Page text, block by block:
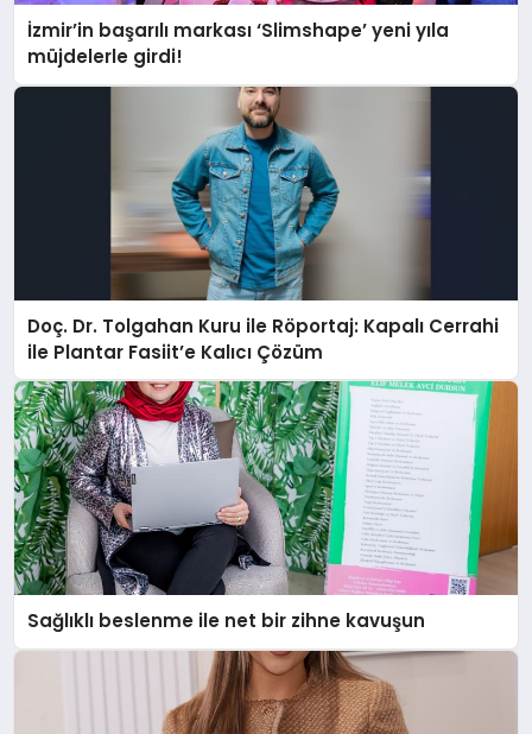
İzmir’in başarılı markası ‘Slimshape’ yeni yıla
müjdelerle girdi!
Doç. Dr. Tolgahan Kuru ile Röportaj: Kapalı Cerrahi
ile Plantar Fasiit’e Kalıcı Çözüm
Sağlıklı beslenme ile net bir zihne kavuşun